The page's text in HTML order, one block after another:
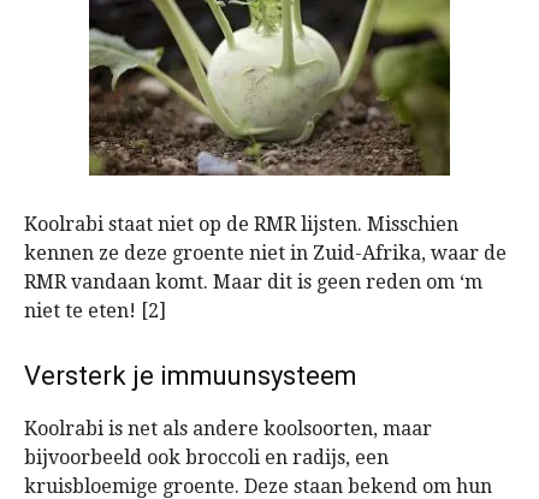
Koolrabi staat niet op de RMR lijsten. Misschien
kennen ze deze groente niet in Zuid-Afrika, waar de
RMR vandaan komt. Maar dit is geen reden om ‘m
niet te eten! [2]
Versterk je immuunsysteem
Koolrabi is net als andere koolsoorten, maar
bijvoorbeeld ook broccoli en radijs, een
kruisbloemige groente. Deze staan bekend om hun